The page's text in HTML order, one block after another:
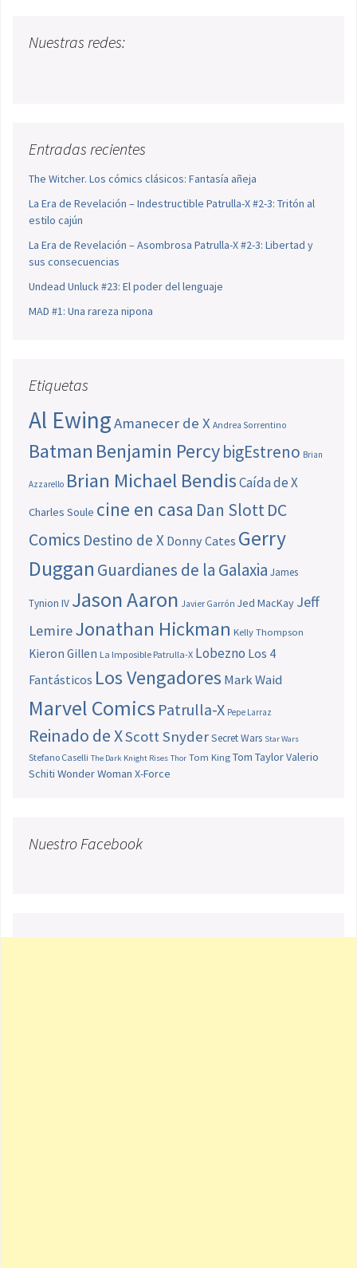
Nuestras redes:
Entradas recientes
The Witcher. Los cómics clásicos: Fantasía añeja
La Era de Revelación – Indestructible Patrulla-X #2-3: Tritón al
estilo cajún
La Era de Revelación – Asombrosa Patrulla-X #2-3: Libertad y
sus consecuencias
Undead Unluck #23: El poder del lenguaje
MAD #1: Una rareza nipona
Etiquetas
Al EwingAmanecer de X Andrea Sorrentino
Batman Benjamin PercybigEstreno Brian
Azzarello Brian Michael BendisCaída de X
Charles Soule cine en casa Dan SlottDC
Comics Destino de X Donny Cates Gerry
Duggan Guardianes de la Galaxia James
Tynion IV Jason Aaron Javier Garrón Jed MacKay Jeff
LemireJonathan Hickman Kelly Thompson
Kieron Gillen La Imposible Patrulla-X Lobezno Los 4
Fantásticos Los Vengadores Mark Waid
Marvel Comics Patrulla-X Pepe Larraz
Reinado de XScott SnyderSecret Wars Star Wars
Stefano Caselli The Dark Knight Rises Thor Tom King Tom TaylorValerio
Schiti Wonder Woman X-Force
Nuestro Facebook